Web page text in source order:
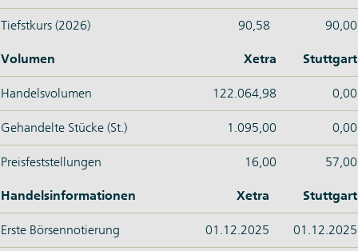
Tiefstkurs (2026) 90,58 90,00
Volumen Xetra Stuttgart
Handelsvolumen 122.064,98 0,00
Gehandelte Stücke (St.) 1.095,00 0,00
Preisfeststellungen 16,00 57,00
Handelsinformationen Xetra Stuttgart
Erste Börsennotierung 01.12.2025 01.12.2025